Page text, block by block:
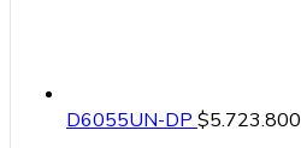
D6055UN-DP $5.723.800